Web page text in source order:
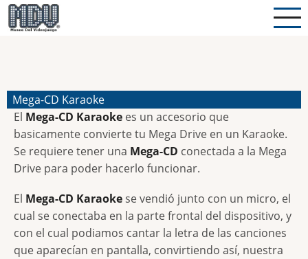
Pasar
al
Mega-CD Karaoke
El Mega-CD Karaoke es un accesorio que
basicamente convierte tu Mega Drive en un Karaoke.
Se requiere tener una Mega-CD conectada a la Mega
Drive para poder hacerlo funcionar.
El Mega-CD Karaokese vendió junto con un micro, el
cual se conectaba en la parte frontal del dispositivo, y
con el cual podiamos cantar la letra de las canciones
que aparecían en pantalla, convirtiendo así, nuestra